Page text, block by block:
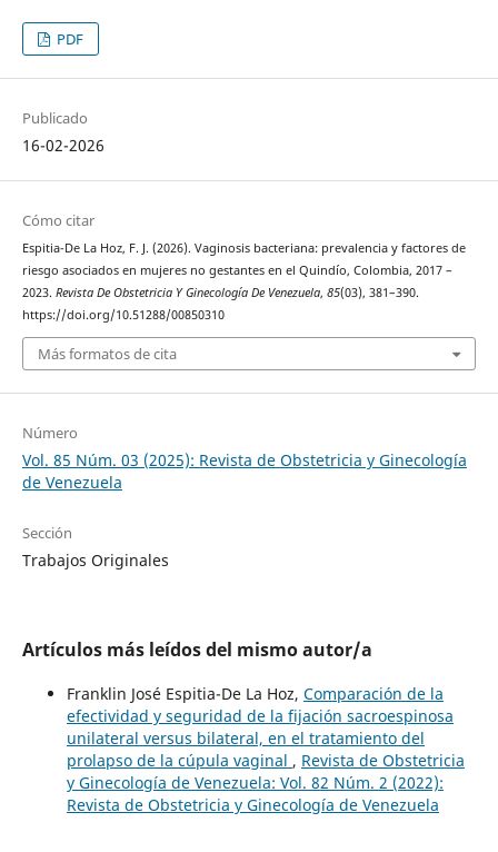
PDF
Publicado
16-02-2026
Cómo citar
Espitia-De La Hoz, F. J. (2026). Vaginosis bacteriana: prevalencia y factores de
riesgo asociados en mujeres no gestantes en el Quindío, Colombia, 2017 –
2023. Revista De Obstetricia Y Ginecología De Venezuela, 85(03), 381–390.
https://doi.org/10.51288/00850310
Más formatos de cita
Número
Vol. 85 Núm. 03 (2025): Revista de Obstetricia y Ginecología
de Venezuela
Sección
Trabajos Originales
Artículos más leídos del mismo autor/a
Franklin José Espitia-De La Hoz, Comparación de la
efectividad y seguridad de la fijación sacroespinosa
unilateral versus bilateral, en el tratamiento del
prolapso de la cúpula vaginal , Revista de Obstetricia
y Ginecología de Venezuela: Vol. 82 Núm. 2 (2022):
Revista de Obstetricia y Ginecología de Venezuela